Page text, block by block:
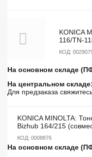
KONICA
116/TN-
КОД:
На основном складе
На центральном складе:
Для предзаказа
KONICA MINOLTA:
Bizhub 164/215
КОД: 0008876
На основном складе